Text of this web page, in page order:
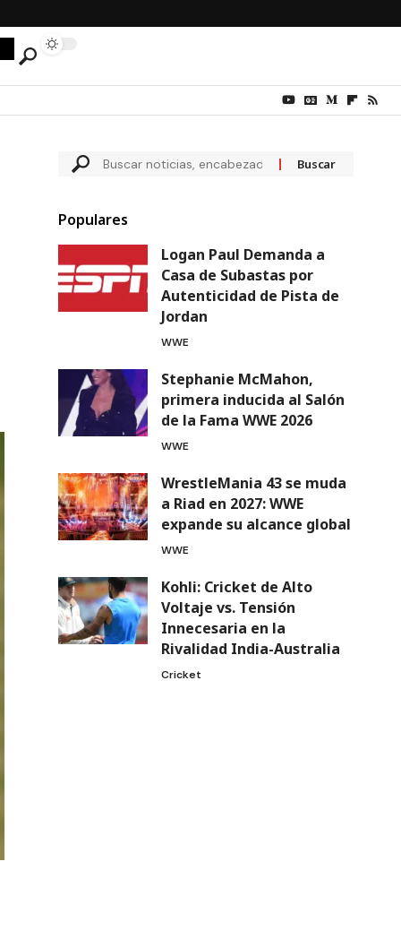
Populares
Logan Paul Demanda a
Casa de Subastas por
Autenticidad de Pista de
Jordan
WWE
Stephanie McMahon,
primera inducida al Salón
de la Fama WWE 2026
WWE
WrestleMania 43 se muda
a Riad en 2027: WWE
expande su alcance global
WWE
Kohli: Cricket de Alto
Voltaje vs. Tensión
Innecesaria en la
Rivalidad India-Australia
Cricket